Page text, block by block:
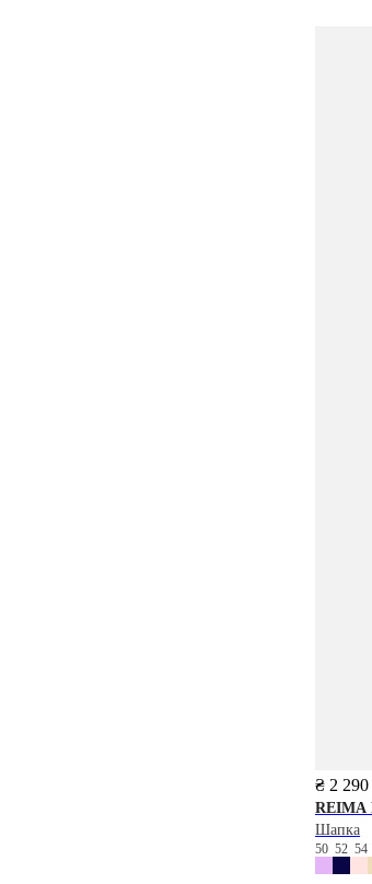
₴ 2 290
REIMA
Шапка
50 52 54